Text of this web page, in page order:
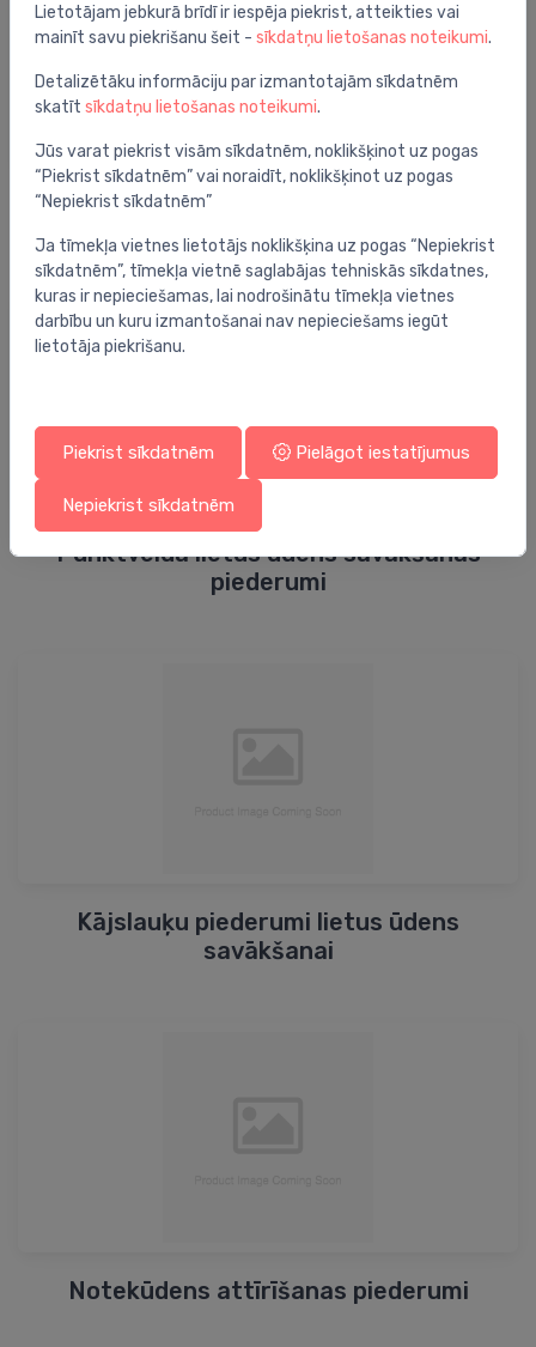
Kājslauķi lietus ūdens savākšanai
Punktveida lietus ūdens savākšanas
piederumi
Kājslauķu piederumi lietus ūdens
savākšanai
Notekūdens attīrīšanas piederumi
Lietotājam jebkurā brīdī ir iespēja piekrist, atteikties vai
mainīt savu piekrišanu šeit - sīkdatņu lietošanas noteikumi.
Detalizētāku informāciju par izmantotajām sīkdatnēm
skatīt sīkdatņu lietošanas noteikumi.
Jūs varat piekrist visām sīkdatnēm, noklikšķinot uz pogas
“Piekrist sīkdatnēm” vai noraidīt, noklikšķinot uz pogas
“Nepiekrist sīkdatnēm”
Ja tīmekļa vietnes lietotājs noklikšķina uz pogas “Nepiekrist
sīkdatnēm”, tīmekļa vietnē saglabājas tehniskās sīkdatnes,
kuras ir nepieciešamas, lai nodrošinātu tīmekļa vietnes
darbību un kuru izmantošanai nav nepieciešams iegūt
lietotāja piekrišanu.
Piekrist sīkdatnēm Pielāgot iestatījumus
Nepiekrist sīkdatnēm